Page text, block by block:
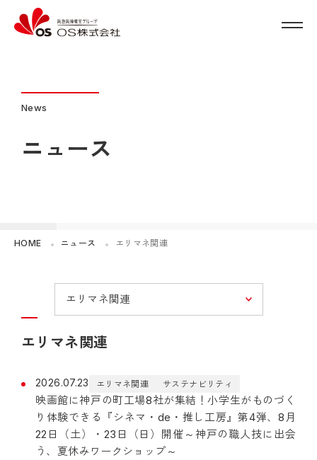
News
ニュース
HOME ニュース エリマネ関連
エリマネ関連
エリマネ関連
2026.07.23 エリマネ関連 サステナビリティ
映画館に神戸の町工場8社が集結！小学生がものづく
り体験できる『シネマ・de・推し工房』第4弾、8月
22日（土）・23日（日）開催～神戸の職人技に出会
う、夏休みワークショップ～